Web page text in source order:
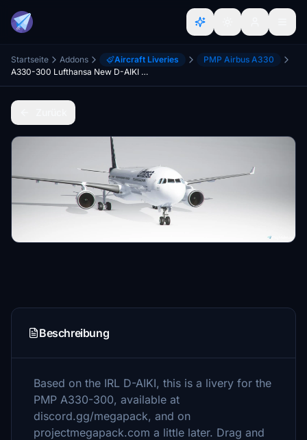
Startseite Addons Aircraft Liveries
PMP Airbus A330
A330-300 Lufthansa New D-AIKI "Jena"
Beschreibung
Based on the IRL D-AIKI, this is a livery for the
PMP A330-300, available at
discord.gg/megapack, and on
projectmegapack.com a little later. Drag and